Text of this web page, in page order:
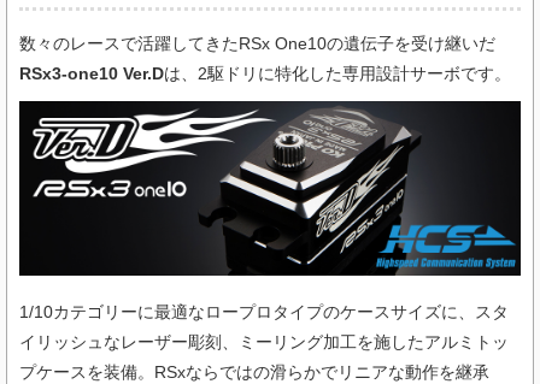
数々のレースで活躍してきたRSx One10の遺伝子を受け継いだ
RSx3-one10 Ver.Dは、2駆ドリに特化した専用設計サーボです。
1/10カテゴリーに最適なロープロタイプのケースサイズに、スタ
イリッシュなレーザー彫刻、ミーリング加工を施したアルミトッ
プケースを装備。RSxならではの滑らかでリニアな動作を継承